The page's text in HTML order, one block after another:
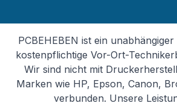
PCBEHEBEN ist ein
kostenpflichtige Vor-Ort-
Wir sind nicht mit
Marken wie HP, Epson, Canon,
verbunden. Unsere